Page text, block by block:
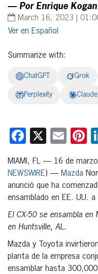
— Por Enrique
March 16, 2023 |
Español
Summarize with:
ChatGPT Grok
Perplexity
Facebook
X
MIAMI, FL — 16 de
NEWSWIRE) — Mazda
anunció que ha
ensamblado en EE. UU. a
El CX-50 se ensambla en
en Huntsville, AL.
Mazda y Toyota
planta de la empresa
ensamblar hasta